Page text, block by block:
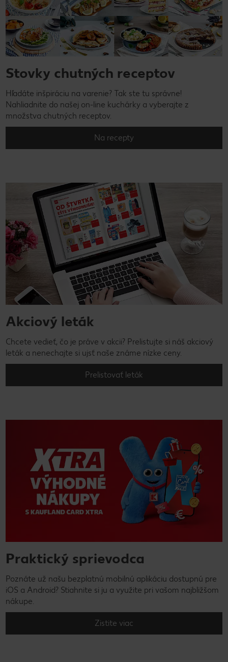
Stovky chutných receptov
Hľadáte inšpiráciu na varenie? Tak ste tu správne!
Nahliadnite do našej on-line kuchárky a vyberajte z
množstva chutných receptov.
Na recepty
Akciový leták
Chcete vedieť, čo je práve v akcii? Prelistujte si náš akciový
leták a nenechajte si ujsť naše známe nízke ceny.
Prelistovať leták
Praktický sprievodca
Poznáte už našu bezplatnú mobilnú aplikáciu dostupnú pre
iOS a Android? Stiahnite si ju a využite pri vašom najbližšom
nákupe.
Zistite viac